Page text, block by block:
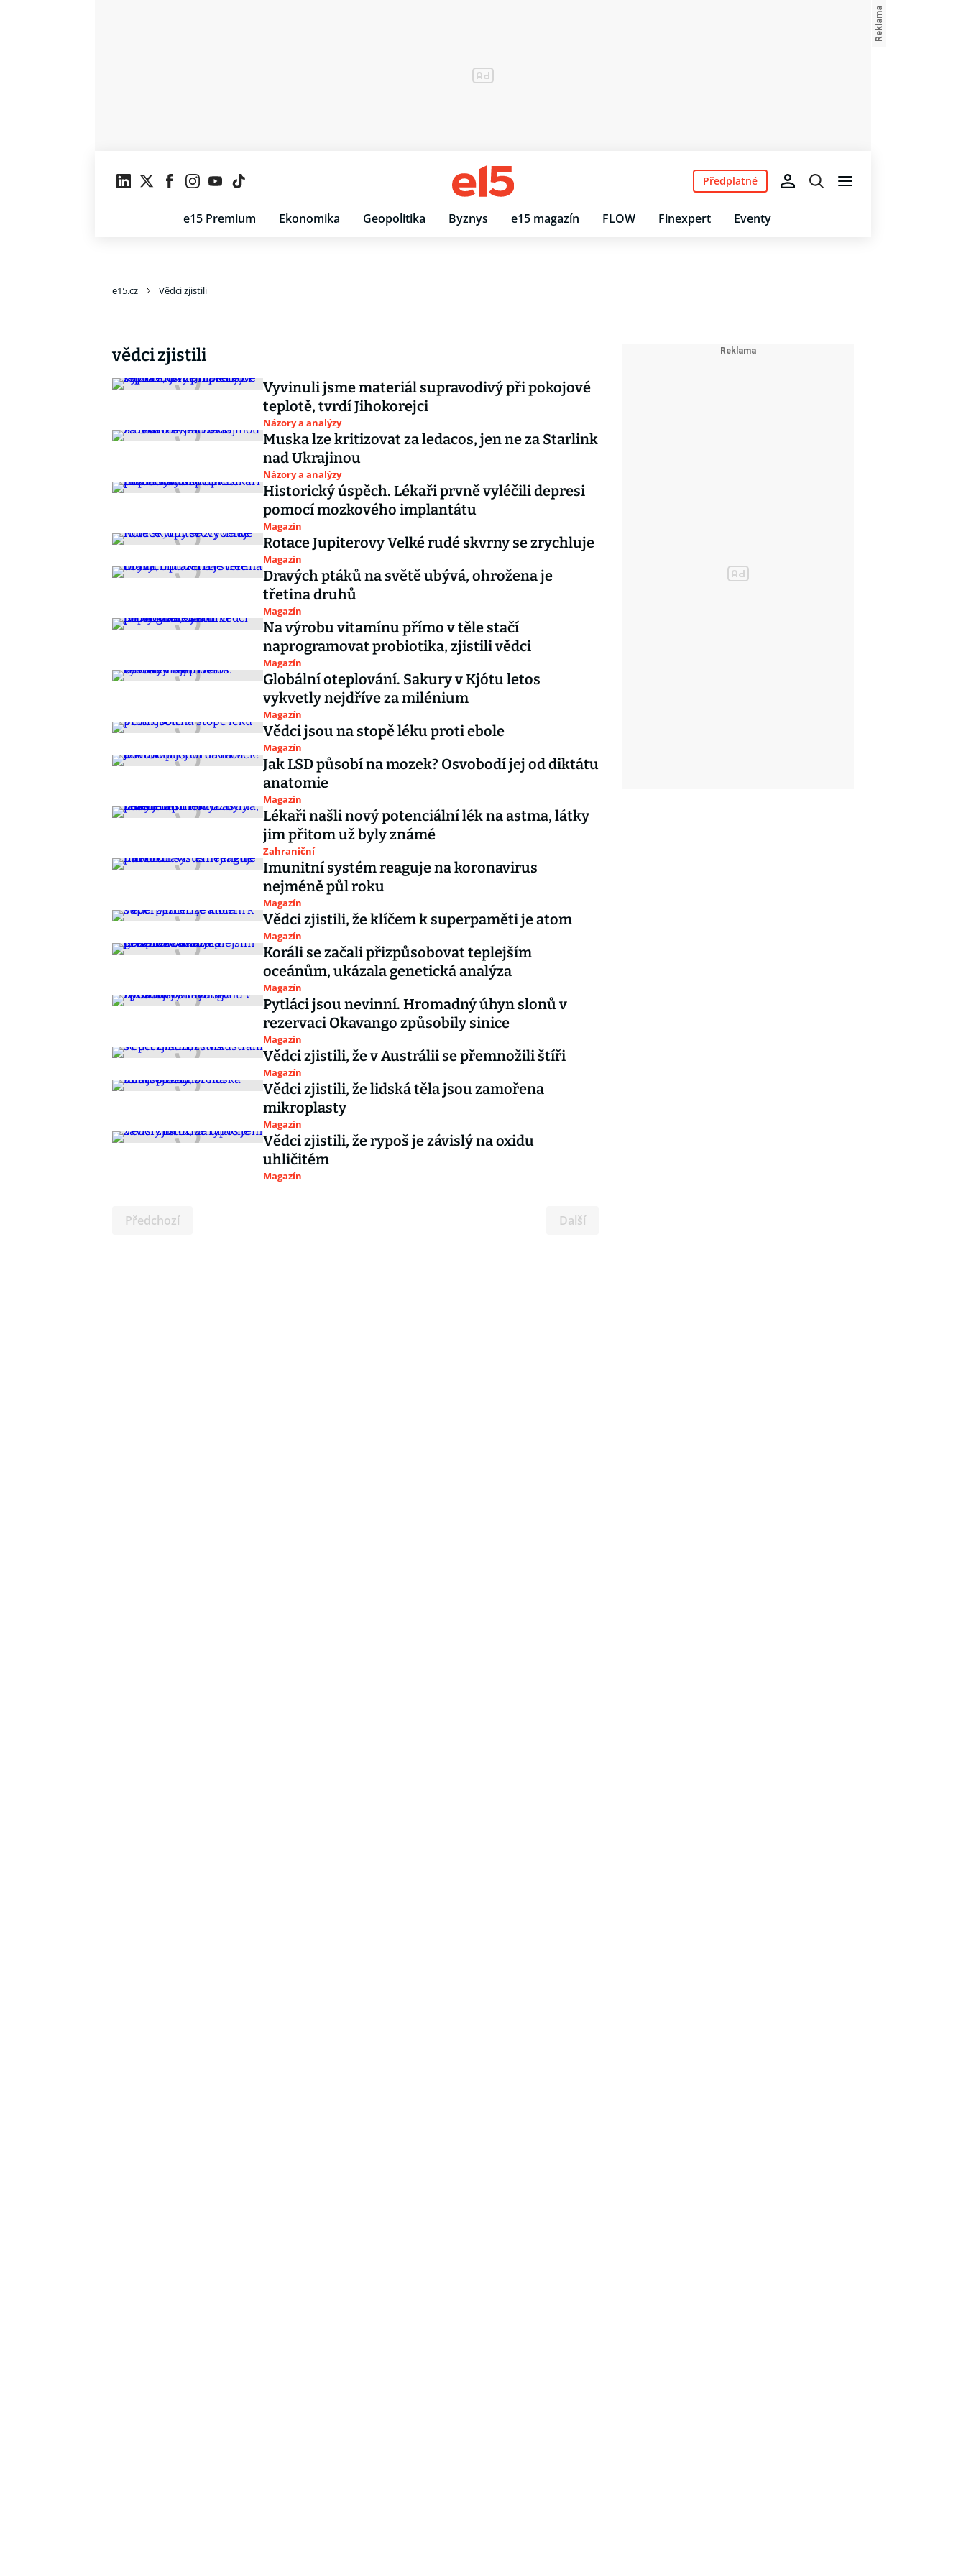
e15 Premium Ekonomika Geopolitika Byznys e15 magazín FLOW Finexpert Eventy
Předplatné
e15.cz Vědci zjistili
vědci zjistili
Vyvinuli jsme materiál supravodivý při pokojové
teplotě, tvrdí Jihokorejci
Názory a analýzy
Muska lze kritizovat za ledacos, jen ne za Starlink
nad Ukrajinou
Názory a analýzy
Historický úspěch. Lékaři prvně vyléčili depresi
pomocí mozkového implantátu
Magazín
Rotace Jupiterovy Velké rudé skvrny se zrychluje
Magazín
Dravých ptáků na světě ubývá, ohrožena je
třetina druhů
Magazín
Na výrobu vitamínu přímo v těle stačí
naprogramovat probiotika, zjistili vědci
Magazín
Globální oteplování. Sakury v Kjótu letos
vykvetly nejdříve za milénium
Magazín
Vědci jsou na stopě léku proti ebole
Magazín
Jak LSD působí na mozek? Osvobodí jej od diktátu
anatomie
Magazín
Lékaři našli nový potenciální lék na astma, látky
jim přitom už byly známé
Zahraniční
Imunitní systém reaguje na koronavirus
nejméně půl roku
Magazín
Vědci zjistili, že klíčem k superpaměti je atom
Magazín
Koráli se začali přizpůsobovat teplejším
oceánům, ukázala genetická analýza
Magazín
Pytláci jsou nevinní. Hromadný úhyn slonů v
rezervaci Okavango způsobily sinice
Magazín
Vědci zjistili, že v Austrálii se přemnožili štíři
Magazín
Vědci zjistili, že lidská těla jsou zamořena
mikroplasty
Magazín
Vědci zjistili, že rypoš je závislý na oxidu
uhličitém
Magazín
Předchozí Další